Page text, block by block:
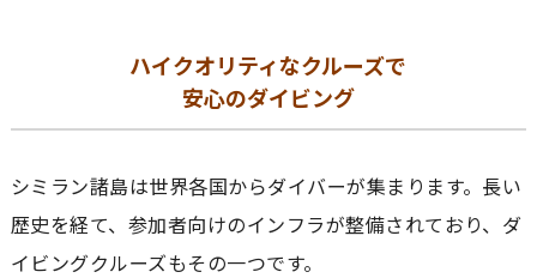
ハイクオリティなクルーズで
安心のダイビング
シミラン諸島は世界各国からダイバーが集まります。長い
歴史を経て、参加者向けのインフラが整備されており、ダ
イビングクルーズもその一つです。